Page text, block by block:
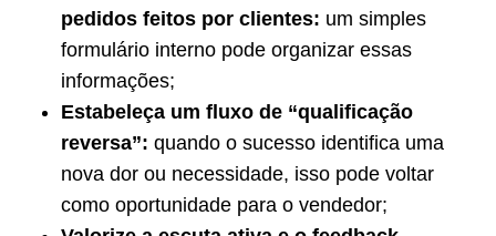
pedidos feitos por clientes: um simples
formulário interno pode organizar essas
informações;
Estabeleça um fluxo de “qualificação
reversa”: quando o sucesso identifica uma
nova dor ou necessidade, isso pode voltar
como oportunidade para o vendedor;